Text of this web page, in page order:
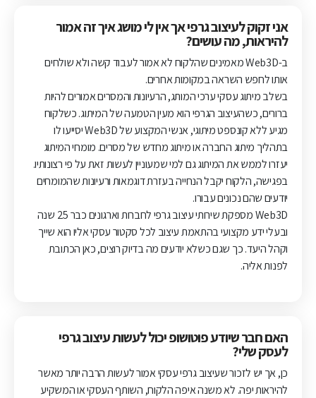
אני זקוק לעיצוב גרפי אך אין לי מושג איך זה אמור
להיראות, מה עושים?
ב-Web3D מאמינים שהלקוח לא אמור לעבוד קשה ולא שולחים
אותו לחפש השראה במקומות אחרים.
בשלב מיתוג עסקי ערכי המותג, הרעיונות והמסרים אמורים להיות
ברורים, כשהעיצוב הגרפי הוא מעין הטמעה של המיתוג. כשלקוח
מגיע ללא קונספט מיתוגי, אנשי המקצוע של Web3D יסייעו לו
בתהליך מיתוג החברה או מיתוג מחדש של מסרים. מומחי המיתוג
יעזרו לממש את המיתוג גם למי שמעוניין לעשות זאת על פי רצונותיו.
בפגישה, הלקוח יקבל הנחייה בעזרת דוגמאות ורעיונות שהמומחים
יודעים שהם נכונים עבורו.
Web3D מספקת שירותי עיצוב גרפי לחברות וארגונים כבר 25 שנה
ובעלי ידע מקצועי בהתאמת עיצוב לכל סקטור עסקי אליו הוא שייך
וקהל היעד. כך שגם כשלא יודעים מה בדיוק רוצים, כאן הכתובת
לפנות אליה.
האם חבר שיודע פוטושופ יכול לעשות עיצוב גרפי
לעסק שלי?
כן, אך יש לזכור שעיצוב גרפי עסקי אמור לעשות הרבה יותר מאשר
להיראות יפה. לא משנה איפה הלקוח, השותף העסקי או המשקיע